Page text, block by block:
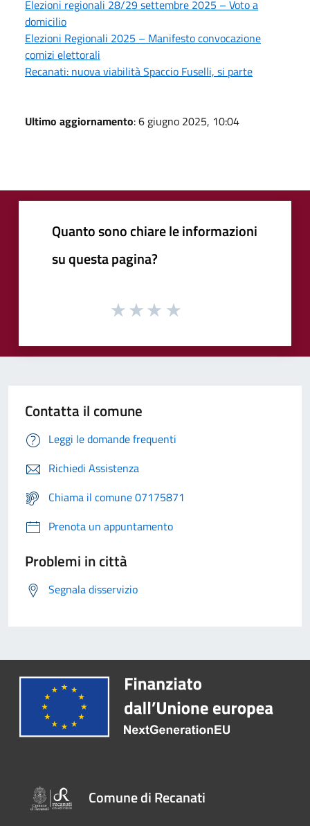
Elezioni regionali 28/29 settembre 2025 – Voto a
domicilio
Elezioni Regionali 2025 – Manifesto convocazione
comizi elettorali
Recanati: nuova viabilità Spaccio Fuselli, si parte
Ultimo aggiornamento: 6 giugno 2025, 10:04
Quanto sono chiare le informazioni
su questa pagina?
Contatta il comune
Leggi le domande frequenti
Richiedi Assistenza
Chiama il comune 07175871
Prenota un appuntamento
Problemi in città
Segnala disservizio
Comune di Recanati